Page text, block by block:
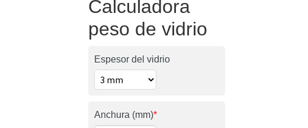
Calculadora
peso de vidrio
Espesor del vidrio
Anchura (mm)*